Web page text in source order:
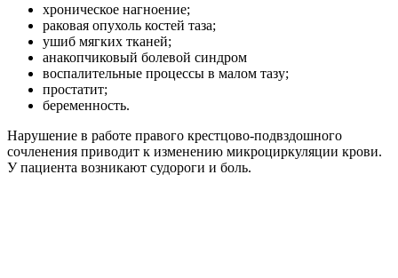
хроническое нагноение;
раковая опухоль костей таза;
ушиб мягких тканей;
анакопчиковый болевой синдром
воспалительные процессы в малом тазу;
простатит;
беременность.
Нарушение в работе правого крестцово-подвздошного
сочленения приводит к изменению микроциркуляции крови.
У пациента возникают судороги и боль.